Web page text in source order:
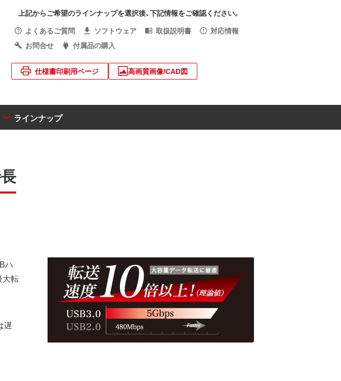
上記からご希望のラインナップを選択後、下記情報をご確認ください。
よくあるご質問
ソフトウェア 取扱説明書
対応情報
お問合せ
付属品の購入
仕様書印刷用ページ 高画質画像/CAD図
ラインナップ
ハ
大転
遅